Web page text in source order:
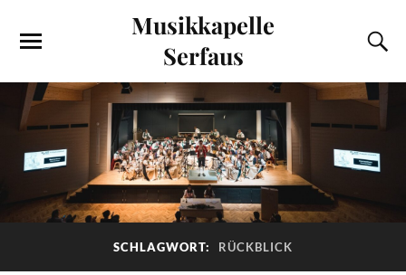
Musikkapelle
Serfaus
SCHLAGWORT: RÜCKBLICK